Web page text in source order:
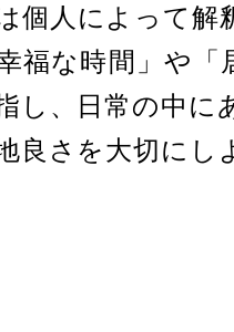
個人によって解
福な時間」や「
し、日常の中に
良さを大切にし